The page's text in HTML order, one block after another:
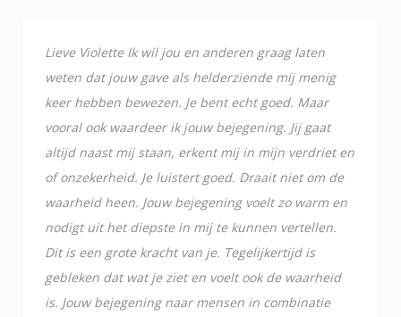
Lieve Violette Ik wil jou en anderen graag laten
weten dat jouw gave als helderziende mij menig
keer hebben bewezen. Je bent echt goed. Maar
vooral ook waardeer ik jouw bejegening. Jij gaat
altijd naast mij staan, erkent mij in mijn verdriet en
of onzekerheid. Je luistert goed. Draait niet om de
waarheid heen. Jouw bejegening voelt zo warm en
nodigt uit het diepste in mij te kunnen vertellen.
Dit is een grote kracht van je. Tegelijkertijd is
gebleken dat wat je ziet en voelt ook de waarheid
is. Jouw bejegening naar mensen in combinatie